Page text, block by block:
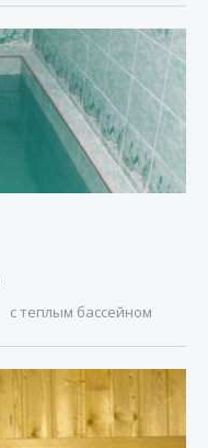
с теплым бассейном